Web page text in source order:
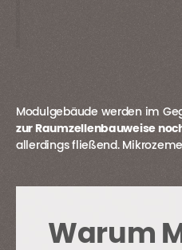
Modulgebäude werden im
zur Raumzellenbauweise
allerdings fließend.
Warum